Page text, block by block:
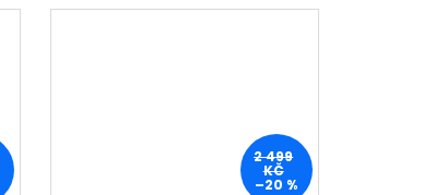
2 499
KČ
–20 %